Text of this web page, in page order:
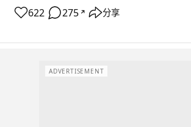
622 275 ↗ 分享
ADVERTISEMENT